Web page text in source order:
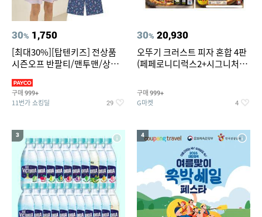
30% 1,750
[최대30%][탑텐키즈] 전상품
시즌오프 반팔티/맨투맨/상하
구매 999+
11번가 쇼킹딜 29
30% 20,930
오뚜기 크러스트 피자 혼합 4판
(페페로니디럭스2+시그니처익
구매 999+
G마켓 4
3 4